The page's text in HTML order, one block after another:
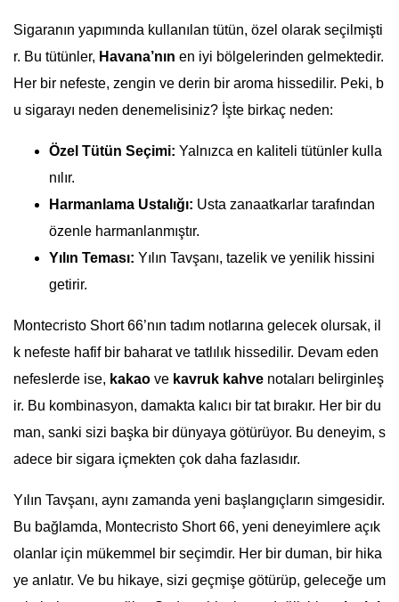
Sigaranın yapımında kullanılan tütün, özel olarak seçilmişti
r. Bu tütünler, Havana’nın en iyi bölgelerinden gelmektedir.
Her bir nefeste, zengin ve derin bir aroma hissedilir. Peki, b
u sigarayı neden denemelisiniz? İşte birkaç neden:
Özel Tütün Seçimi: Yalnızca en kaliteli tütünler kulla
nılır.
Harmanlama Ustalığı: Usta zanaatkarlar tarafından
özenle harmanlanmıştır.
Yılın Teması: Yılın Tavşanı, tazelik ve yenilik hissini
getirir.
Montecristo Short 66’nın tadım notlarına gelecek olursak, il
k nefeste hafif bir baharat ve tatlılık hissedilir. Devam eden
nefeslerde ise, kakao ve kavruk kahve notaları belirginleş
ir. Bu kombinasyon, damakta kalıcı bir tat bırakır. Her bir du
man, sanki sizi başka bir dünyaya götürüyor. Bu deneyim, s
adece bir sigara içmekten çok daha fazlasıdır.
Yılın Tavşanı, aynı zamanda yeni başlangıçların simgesidir.
Bu bağlamda, Montecristo Short 66, yeni deneyimlere açık
olanlar için mükemmel bir seçimdir. Her bir duman, bir hika
ye anlatır. Ve bu hikaye, sizi geçmişe götürüp, geleceğe um